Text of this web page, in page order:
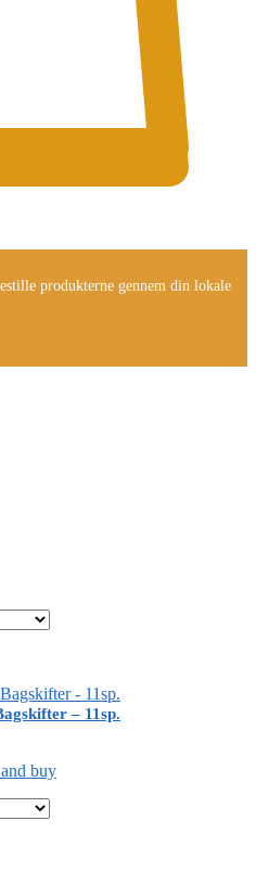
produkterne gennem din lokale
– 11sp.
buy